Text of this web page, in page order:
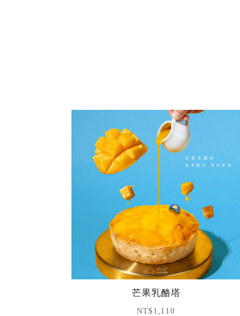
芒果乳酪塔
NT$1,110